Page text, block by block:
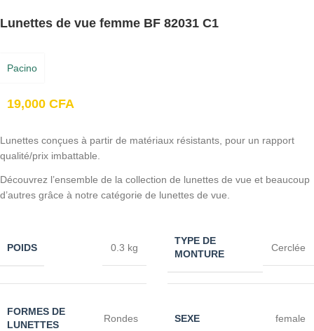
Lunettes de vue femme BF 82031 C1
Pacino
19,000 CFA
Lunettes conçues à partir de matériaux résistants, pour un rapport
qualité/prix imbattable.
Découvrez l’ensemble de la collection de lunettes de vue et beaucoup
d’autres grâce à notre catégorie de lunettes de vue.
POIDS 0.3 kg
TYPE DE
MONTURE
Cerclée
FORMES DE
LUNETTES
Rondes SEXE female